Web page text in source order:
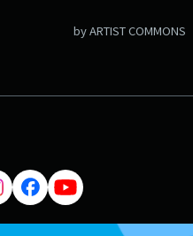
by ARTIST COMMONS